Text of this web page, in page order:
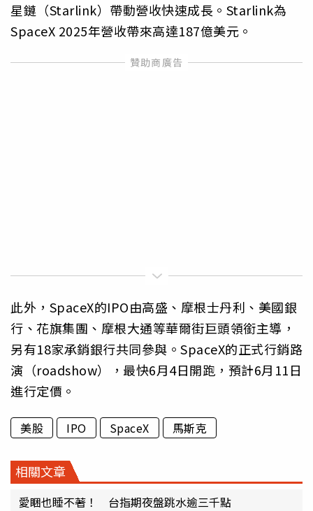
星鏈（Starlink）帶動營收快速成長。Starlink為
SpaceX 2025年營收帶來高達187億美元。
此外，SpaceX的IPO由高盛、摩根士丹利、美國銀
行、花旗集團、摩根大通等華爾街巨頭領銜主導，
另有18家承銷銀行共同參與。SpaceX的正式行銷路
演（roadshow），最快6月4日開跑，預計6月11日
進行定價。
美股 IPO SpaceX 馬斯克
相關文章
愛睏也睡不著！ 台指期夜盤跳水逾三千點